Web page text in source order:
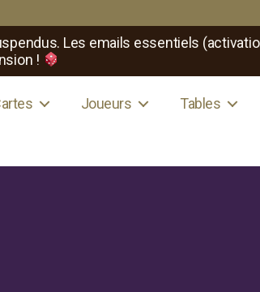
Les emails essentiels
!
Joueurs Tables